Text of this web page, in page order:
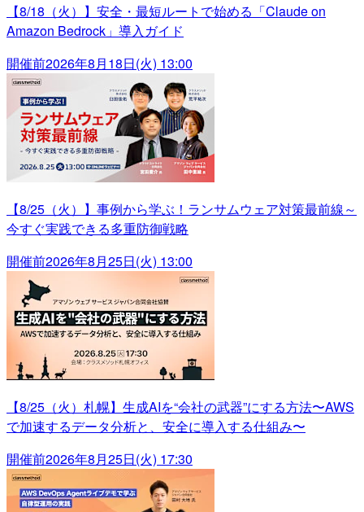
【8/18（火）】安全・最短ルートで始める「Claude on
Amazon Bedrock」導入ガイド
開催前2026年8月18日(火) 13:00
【8/25（火）】事例から学ぶ！ランサムウェア対策最前線～
今すぐ実践できる多重防御戦略
開催前2026年8月25日(火) 13:00
【8/25（火）札幌】生成AIを“会社の武器”にする方法〜AWS
で加速するデータ分析と、安全に導入する仕組み〜
開催前2026年8月25日(火) 17:30